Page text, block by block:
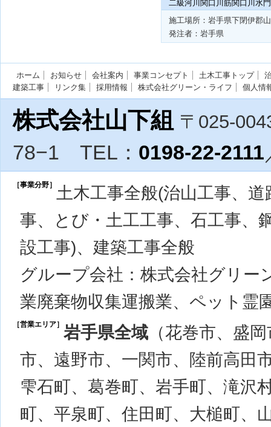
二級河川関口川筋関口川水
施工場所：岩手県下閉伊郡
発注者：岩手県
ホーム お知らせ 会社案内 事業コンセプト 土木工事トップ
建築工事
リンク集 採用情報 株式会社グリーン・ライフ 個人情
株式会社山下組 〒025-
78−1 TEL： 0198-22-2111
［事業分野］
土木工事全般(治山工事、
事、とび・土工工事、石工事、
設工事)、建築工事全般
グループ会社：株式会社グリー
業廃棄物収集運搬業、ペット霊
［営業エリア］ 岩手県全域 （花巻市、盛
市、遠野市、一関市、陸前高田
雫石町、葛巻町、岩手町、滝沢
町、平泉町、住田町、大槌町、